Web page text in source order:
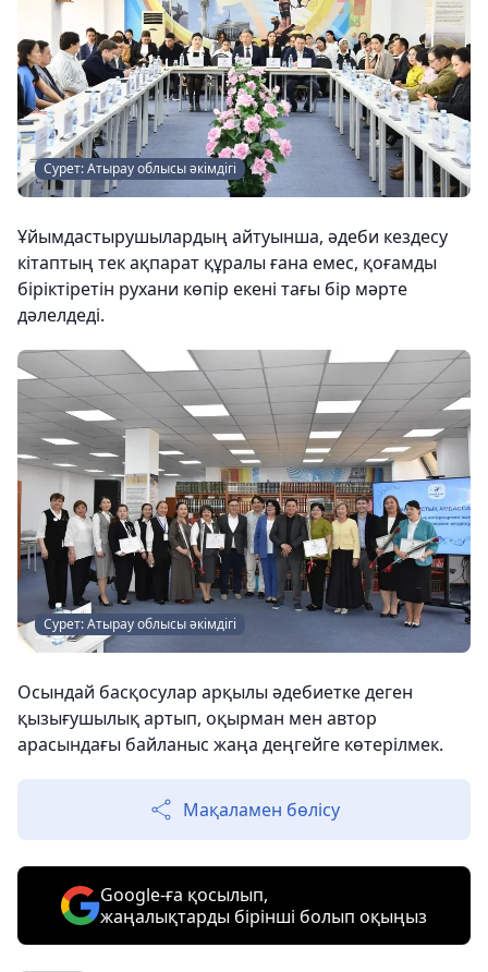
Сурет: Атырау облысы әкімдігі
Ұйымдастырушылардың айтуынша, әдеби кездесу
кітаптың тек ақпарат құралы ғана емес, қоғамды
біріктіретін рухани көпір екені тағы бір мәрте
дәлелдеді.
Сурет: Атырау облысы әкімдігі
Осындай басқосулар арқылы әдебиетке деген
қызығушылық артып, оқырман мен автор
арасындағы байланыс жаңа деңгейге көтерілмек.
Мақаламен бөлісу
Google-ға қосылып,
жаңалықтарды бірінші болып оқыңыз